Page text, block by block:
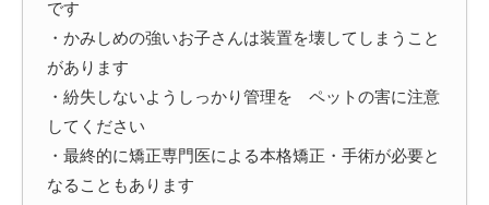
です
・かみしめの強いお子さんは装置を壊してしまうこと
があります
・紛失しないようしっかり管理を ペットの害に注意
してください
・最終的に矯正専門医による本格矯正・手術が必要と
なることもあります